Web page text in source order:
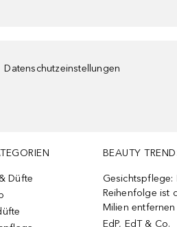
Datenschutzeinstellungen
Düfte
BEAUTY
Gesichtspflege:
Reihenfolge ist
Milien entfernen
EdP, EdT & Co.